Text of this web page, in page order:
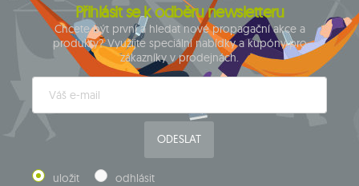
Přihlásit se k odběru newsletteru
Chcete být první a hledat nové propagační akce a
produkty? Využijte speciální nabídky a kupóny pro
zákazníky v prodejnách.
ODESLAT
uložit odhlásit